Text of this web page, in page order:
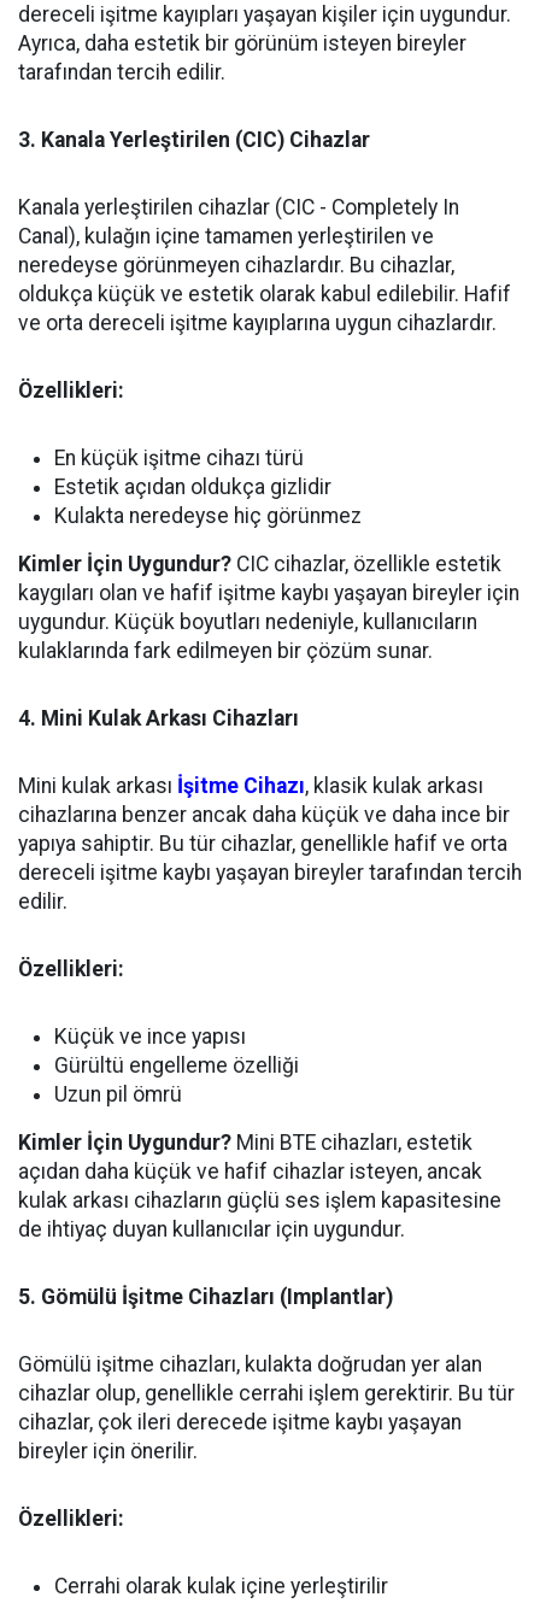
dereceli işitme kayıpları yaşayan kişiler için uygundur.
Ayrıca, daha estetik bir görünüm isteyen bireyler
tarafından tercih edilir.
3. Kanala Yerleştirilen (CIC) Cihazlar
Kanala yerleştirilen cihazlar (CIC - Completely In
Canal), kulağın içine tamamen yerleştirilen ve
neredeyse görünmeyen cihazlardır. Bu cihazlar,
oldukça küçük ve estetik olarak kabul edilebilir. Hafif
ve orta dereceli işitme kayıplarına uygun cihazlardır.
Özellikleri:
En küçük işitme cihazı türü
Estetik açıdan oldukça gizlidir
Kulakta neredeyse hiç görünmez
Kimler İçin Uygundur? CIC cihazlar, özellikle estetik
kaygıları olan ve hafif işitme kaybı yaşayan bireyler için
uygundur. Küçük boyutları nedeniyle, kullanıcıların
kulaklarında fark edilmeyen bir çözüm sunar.
4. Mini Kulak Arkası Cihazları
Mini kulak arkası İşitme Cihazı, klasik kulak arkası
cihazlarına benzer ancak daha küçük ve daha ince bir
yapıya sahiptir. Bu tür cihazlar, genellikle hafif ve orta
dereceli işitme kaybı yaşayan bireyler tarafından tercih
edilir.
Özellikleri:
Küçük ve ince yapısı
Gürültü engelleme özelliği
Uzun pil ömrü
Kimler İçin Uygundur? Mini BTE cihazları, estetik
açıdan daha küçük ve hafif cihazlar isteyen, ancak
kulak arkası cihazların güçlü ses işlem kapasitesine
de ihtiyaç duyan kullanıcılar için uygundur.
5. Gömülü İşitme Cihazları (Implantlar)
Gömülü işitme cihazları, kulakta doğrudan yer alan
cihazlar olup, genellikle cerrahi işlem gerektirir. Bu tür
cihazlar, çok ileri derecede işitme kaybı yaşayan
bireyler için önerilir.
Özellikleri:
Cerrahi olarak kulak içine yerleştirilir